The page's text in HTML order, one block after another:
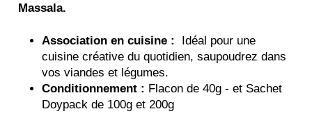
Massala.
Association en cuisine :
Idéal pour une
cuisine créative du quotidien, saupoudrez dans
vos viandes et légumes.
Conditionnement : Flacon de 40g - et Sachet
Doypack de 100g et 200g